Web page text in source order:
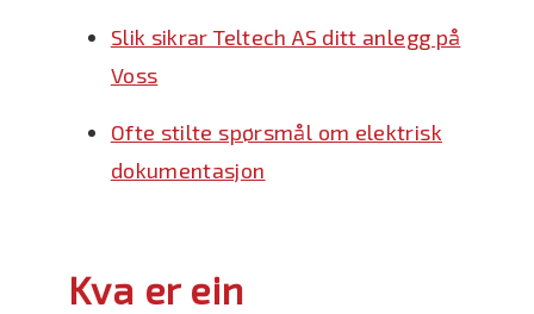
Slik sikrar Teltech AS ditt anlegg på
Voss
Ofte stilte spørsmål om elektrisk
dokumentasjon
Kva er ein